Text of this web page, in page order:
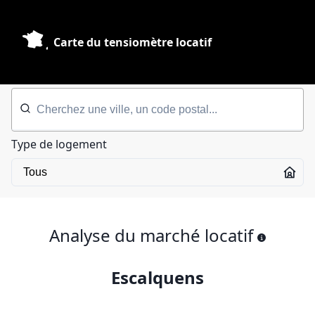
Carte du tensiomètre locatif
Type de logement
Analyse du marché locatif
Escalquens